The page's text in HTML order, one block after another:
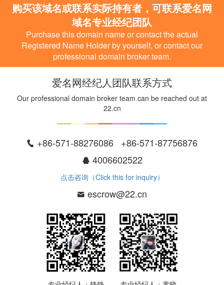
购买该域名或联系实际持有者，可联系爱名网
域名专业经纪团队
Purchase this domain name or contact the actual
Registered Name Holder by yourself, or contact our
professional domain broker team.
爱名网经纪人团队联系方式
Our professional domain broker team can be reached out at
22.cn
+86-571-88276086 +86-571-87756876
4006602522
点击咨询（Click this for inquiry）
escrow@22.cn